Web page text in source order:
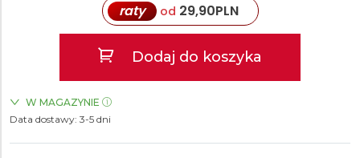
raty od 29,90PLN
Dodaj do koszyka
W MAGAZYNIE
ZEGARKI.PL Blue City Warszawa
Data dostawy: 3-5 dni